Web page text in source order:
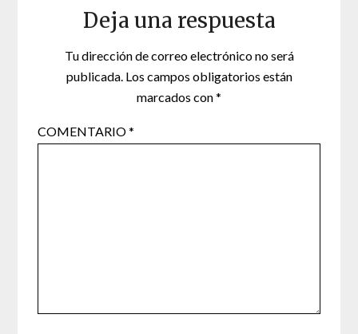
Deja una respuesta
Tu dirección de correo electrónico no será
publicada. Los campos obligatorios están
marcados con*
COMENTARIO*